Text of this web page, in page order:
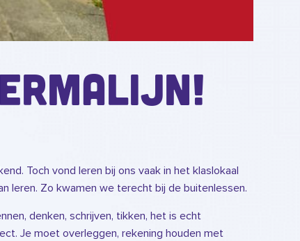
Toch vond leren bij ons vaak in het klaslokaal
leren. Zo kwamen we terecht bij de buitenlessen.
denken, schrijven, tikken, het is echt
Je moet overleggen, rekening houden met